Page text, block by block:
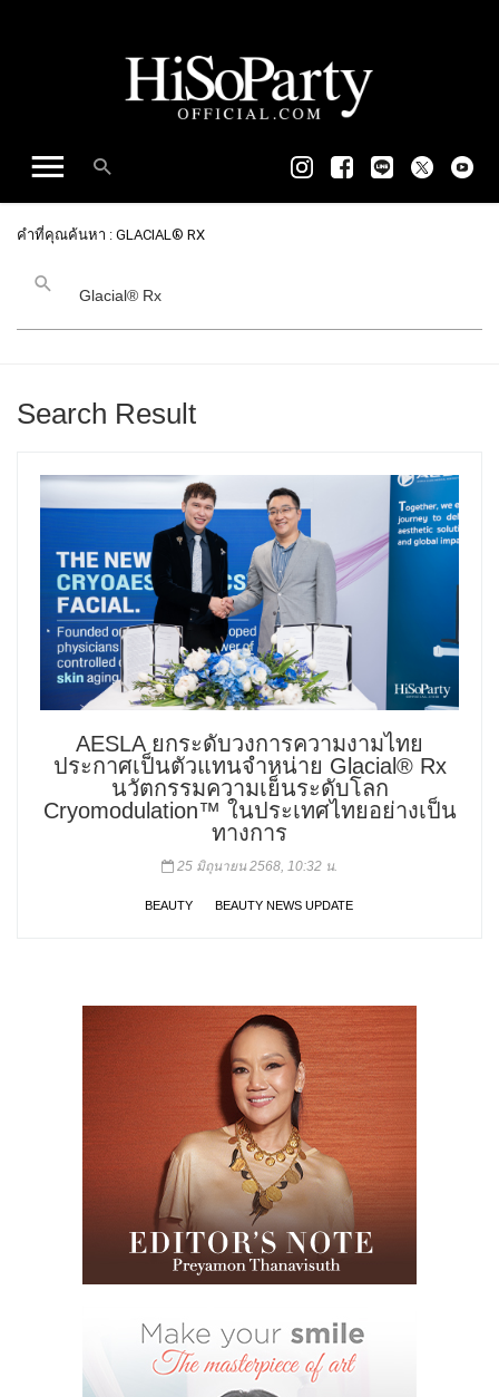
คำที่คุณค้นหา : GLACIAL® RX
Search Result
AESLA ยกระดับวงการความงามไทย
ประกาศเป็นตัวแทนจำหน่าย Glacial® Rx
นวัตกรรมความเย็นระดับโลก
Cryomodulation™ ในประเทศไทยอย่างเป็น
ทางการ
25 มิถุนายน 2568, 10:32 น.
BEAUTY BEAUTY NEWS UPDATE